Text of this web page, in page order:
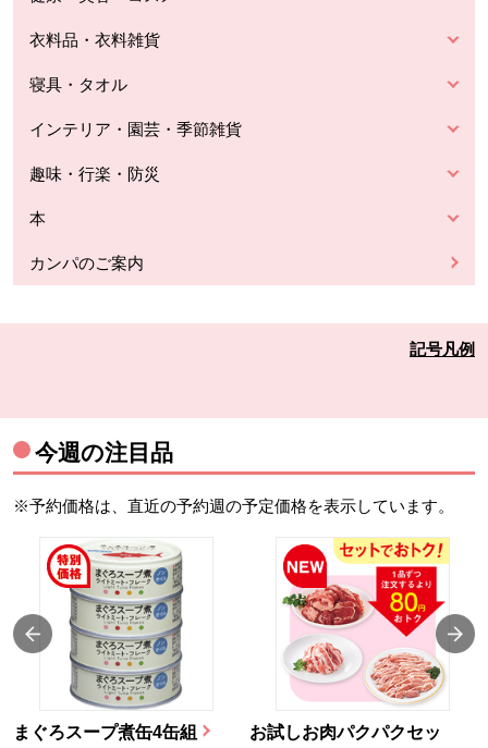
衣料品・衣料雑貨
寝具・タオル
インテリア・園芸・季節雑貨
趣味・行楽・防災
本
カンパのご案内
記号凡例
今週の注目品
※予約価格は、直近の予約週の予定価格を表示しています。
まぐろスープ煮缶4缶組
お試しお肉パクパクセッ